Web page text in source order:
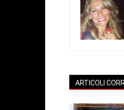
ARTICOLI